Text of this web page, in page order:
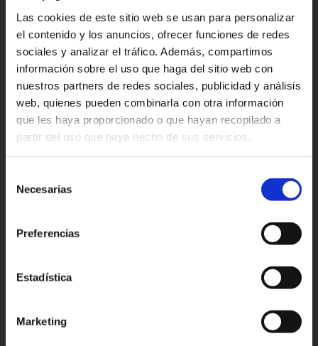
Las cookies de este sitio web se usan para personalizar
el contenido y los anuncios, ofrecer funciones de redes
sociales y analizar el tráfico. Además, compartimos
información sobre el uso que haga del sitio web con
nuestros partners de redes sociales, publicidad y análisis
web, quienes pueden combinarla con otra información
que les haya proporcionado o que hayan recopilado a
partir del uso que haya hecho de sus servicios.
Necesarias
Preferencias
Estadística
Marketing
En el borde de Tafilalte y Tizimi palmeral
situado en Erfoud. Fundado en 1917
como un puesto militar. Hoy es el mejor
destino para las excursiones al desierto,
en cada Octubre se celebra el Festival de
la Fruta.
Ouarzazate
franceses en 1928. Por aquí pasan las
de Marakech a Tombuctú, Mali y a
más desarrollada de Marruecos, además
de cine. Ouarzazate ofrece la más grande